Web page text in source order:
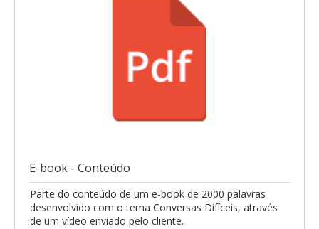
E-book - Conteúdo
Parte do conteúdo de um e-book de 2000 palavras
desenvolvido com o tema Conversas Difíceis, através
de um vídeo enviado pelo cliente.